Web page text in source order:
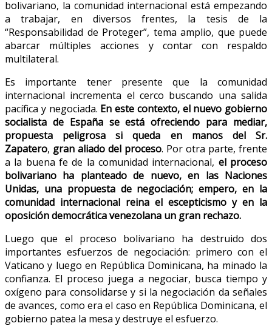
bolivariano, la comunidad internacional está empezando
a trabajar, en diversos frentes, la tesis de la
“Responsabilidad de Proteger”, tema amplio, que puede
abarcar múltiples acciones y contar con respaldo
multilateral.
Es importante tener presente que la comunidad
internacional incrementa el cerco buscando una salida
pacífica y negociada. En este contexto, el nuevo gobierno
socialista de España se está ofreciendo para mediar,
propuesta peligrosa si queda en manos del Sr.
Zapatero, gran aliado del proceso. Por otra parte, frente
a la buena fe de la comunidad internacional, el proceso
bolivariano ha planteado de nuevo, en las Naciones
Unidas, una propuesta de negociación; empero, en la
comunidad internacional reina el escepticismo y en la
oposición democrática venezolana un gran rechazo.
Luego que el proceso bolivariano ha destruido dos
importantes esfuerzos de negociación: primero con el
Vaticano y luego en República Dominicana, ha minado la
confianza. El proceso juega a negociar, busca tiempo y
oxígeno para consolidarse y si la negociación da señales
de avances, como era el caso en República Dominicana, el
gobierno patea la mesa y destruye el esfuerzo.